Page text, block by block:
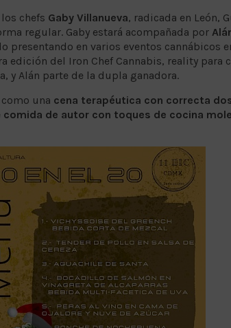
chefs Gaby Villanueva, radicada en León,
regular. Gaby estará acompañada por
presentando en varios eventos cannábicos
edición del Iron Chef Cannabis, reality para
y Alán parte de la dupla ganadora.
una cena terapéutica con correcta
comida de autor con toques de cocina